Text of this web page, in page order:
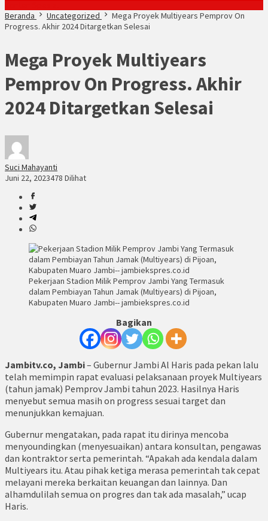
Beranda
Uncategorized
Mega Proyek Multiyears Pemprov On
Progress. Akhir 2024 Ditargetkan Selesai
Mega Proyek Multiyears
Pemprov On Progress. Akhir
2024 Ditargetkan Selesai
Suci Mahayanti
Juni 22, 2023478 Dilihat
Pekerjaan Stadion Milik Pemprov Jambi Yang Termasuk
dalam Pembiayan Tahun Jamak (Multiyears) di Pijoan,
Kabupaten Muaro Jambi-- jambiekspres.co.id
Bagikan
Jambitv.co, Jambi– Gubernur Jambi Al Haris pada pekan lalu
telah memimpin rapat evaluasi pelaksanaan proyek Multiyears
(tahun jamak) Pemprov Jambi tahun 2023. Hasilnya Haris
menyebut semua masih on progress sesuai target dan
menunjukkan kemajuan.
Gubernur mengatakan, pada rapat itu dirinya mencoba
menyoundingkan (menyesuaikan) antara konsultan, pengawas
dan kontraktor serta pemerintah. “Apakah ada kendala dalam
Multiyears itu. Atau pihak ketiga merasa pemerintah tak cepat
melayani mereka berkaitan keuangan dan lainnya. Dan
alhamdulilah semua on progres dan tak ada masalah,” ucap
Haris.